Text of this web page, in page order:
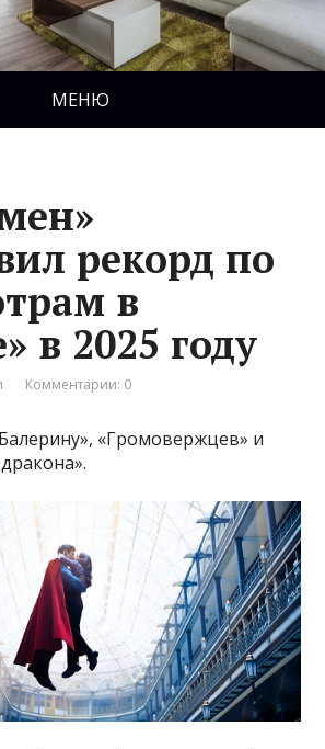
МЕНЮ
рекорд по
в
в 2025 году
Комментарии: 0
«Громовержцев» и